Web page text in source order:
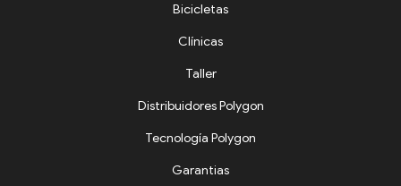
Bicicletas
Clínicas
Taller
Distribuidores Polygon
Tecnología Polygon
Garantias